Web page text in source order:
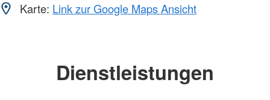
Karte: Link zur Google Maps Ansicht
Dienstleistungen